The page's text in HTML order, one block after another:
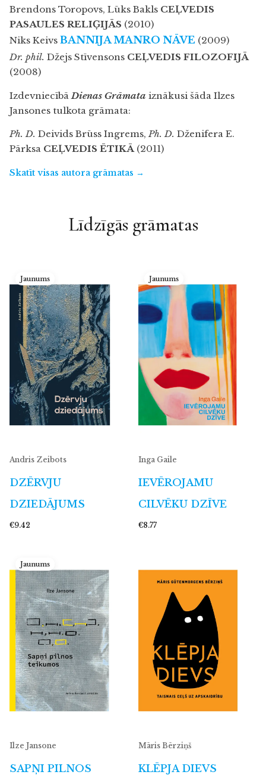
Brendons Toropovs, Lūks Bakls CEĻVEDIS
PASAULES RELIĢIJĀS (2010)
Niks Keivs BANNIJA MANRO NĀVE (2009)
Dr. phil. Džejs Stīvensons CEĻVEDIS FILOZOFIJĀ
(2008)
Izdevniecībā Dienas Grāmata iznākusi šāda Ilzes
Jansones tulkota grāmata:
Ph. D. Deivids Brūss Ingrems,Ph. D. Dženifera E.
Pārksa CEĻVEDIS ĒTIKĀ(2011)
Skatīt visas autora grāmatas →
Līdzīgās grāmatas
Jaunums
Andris Zeibots
DZĒRVJU
DZIEDĀJUMS
€9.42
Jaunums
Inga Gaile
IEVĒROJAMU
CILVĒKU DZĪVE
€8.77
Jaunums
Ilze Jansone
SAPŅI PILNOS
Māris Bērziņš
KLĒPJA DIEVS